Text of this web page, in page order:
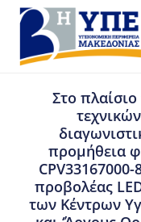
Στο
προμήθεια
προβολέας
των Κέντρων